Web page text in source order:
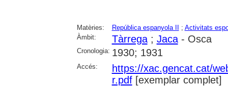
Matèries: República espanyola II ; Activitats
Àmbit:
Tàrrega; Jaca- Osca
Cronologia: 1930; 1931
Accés:
https://xac.gencat.cat/
r.pdf[exemplar complet]